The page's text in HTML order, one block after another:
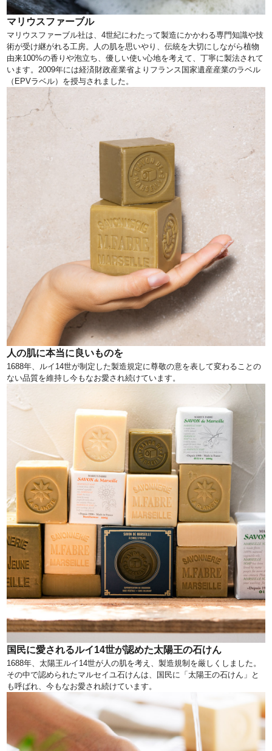
マリウスファーブル
マリウスファーブル社は、4世紀にわたって製造にかかわる専門知識や技
術が受け継がれる工房。人の肌を思いやり、伝統を大切にしながら植物
由来100%の香りや泡立ち、優しい使い心地を考えて、丁寧に製法されて
います。2009年には経済財政産業省よりフランス国家遺産産業のラベル
（EPVラベル）を授与されました。
人の肌に本当に良いものを
1688年、ルイ14世が制定した製造規定に尊敬の意を表して変わることの
ない品質を維持し今もなお愛され続けています。
国民に愛されるルイ14世が認めた太陽王の石けん
1688年、太陽王ルイ14世が人の肌を考え、製造規制を厳しくしました。
その中で認められたマルセイユ石けんは、国民に「太陽王の石けん」と
も呼ばれ、今もなお愛され続けています。